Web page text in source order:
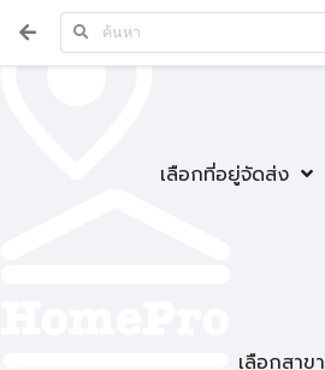
เลือกที่อยู่จัดส่ง
เลือกสาขา